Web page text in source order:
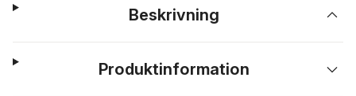
Beskrivning
Produktinformation